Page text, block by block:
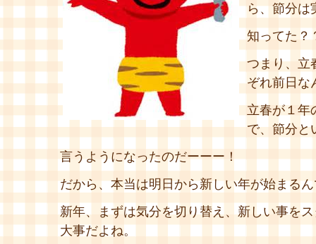
ら、節分は
知ってた？
つまり、立
ぞれ前日な
立春が１年
で、節分と
言うようになったのだーーー！
だから、本当は明日から新しい年が始まる
新年、まずは気分を切り替え、新しい事を
大事だよね。